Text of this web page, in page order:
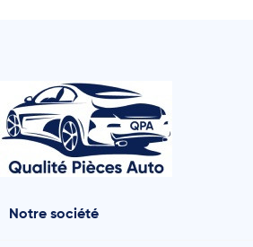
Notre société